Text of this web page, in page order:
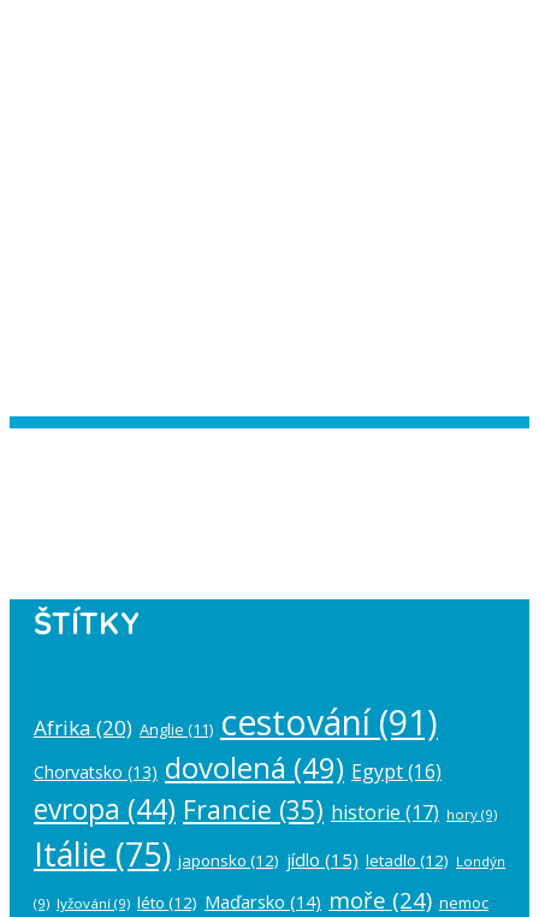
ŠTÍTKY
Afrika (20) Anglie (11) cestování(91)
Chorvatsko (13) dovolená (49) Egypt(16)
evropa (44) Francie (35) historie (17) hory (9)
Itálie (75) japonsko (12) jídlo (15) letadlo (12) Londýn
(9) lyžování (9) léto (12) Maďarsko (14) moře (24) nemoc